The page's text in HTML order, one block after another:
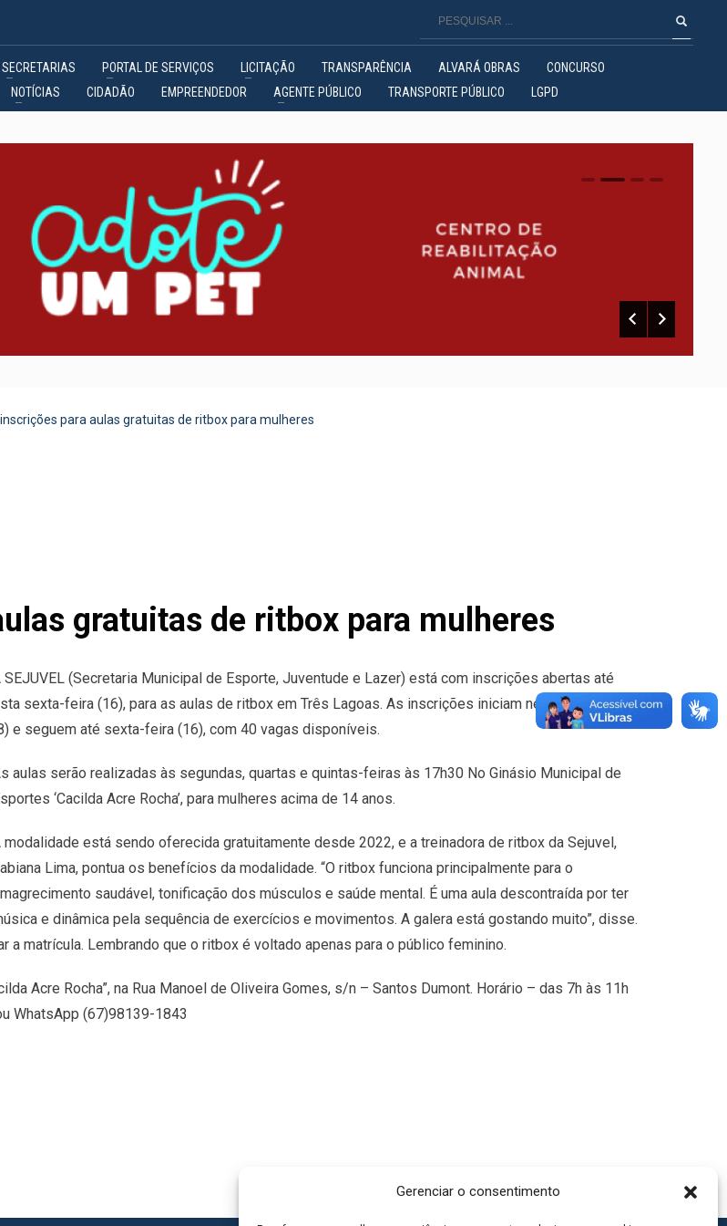
Gerenciar o consentimento
SECRETARIAS PORTAL DE SERVIÇOS LICITAÇÃO TRANSPARÊNCIA ALVARÁ OBRAS
CONCURSO
NOTÍCIAS CIDADÃO EMPREENDEDOR AGENTE PÚBLICO TRANSPORTE PÚBLICO LGPD
0 1 2
para aulas gratuitas de ritbox para mulheres
gratuitas de ritbox para mulheres
SEJUVEL (Secretaria Municipal de Esporte, Juventude e Lazer) está com inscrições abertas até
sexta-feira (16), para as aulas de ritbox em Três Lagoas. As inscrições iniciam nesta quinta-feira
e seguem até sexta-feira (16), com 40 vagas disponíveis.
aulas serão realizadas às segundas, quartas e quintas-feiras às 17h30 No Ginásio Municipal de
‘Cacilda Acre Rocha’, para mulheres acima de 14 anos.
modalidade está sendo oferecida gratuitamente desde 2022, e a treinadora de ritbox da Sejuvel,
Lima, pontua os benefícios da modalidade. “O ritbox funciona principalmente para o
saudável, tonificação dos músculos e saúde mental. É uma aula descontraída por ter
e dinâmica pela sequência de exercícios e movimentos. A galera está gostando muito”, disse.
matrícula. Lembrando que o ritbox é voltado apenas para o público feminino.
Acre Rocha”, na Rua Manoel de Oliveira Gomes, s/n – Santos Dumont. Horário – das 7h às 11h
WhatsApp (67)98139-1843